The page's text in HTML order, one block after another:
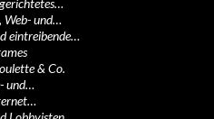
Web- und…
eintreibende…
& Co.
und…